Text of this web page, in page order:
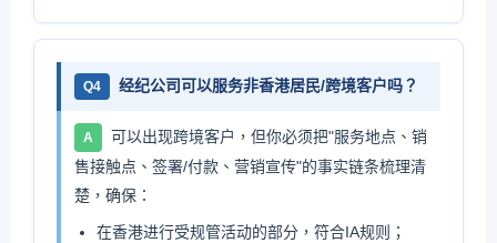
Q4 经纪公司可以服务非香港居民/跨境客户吗？
A
可以出现跨境客户，但你必须把"服务地点、销
售接触点、签署/付款、营销宣传"的事实链条梳理清
楚，确保：
在香港进行受规管活动的部分，符合IA规则；